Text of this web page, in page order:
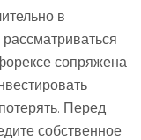
в
сопряжена
Перед
собственное